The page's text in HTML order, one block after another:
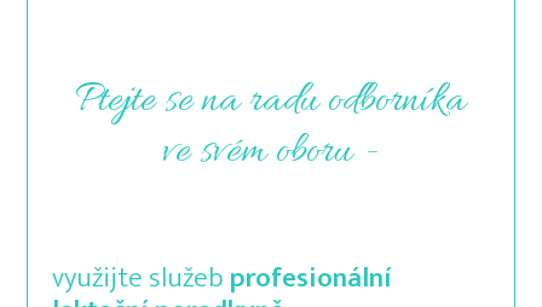
Ptejte se na radu odborníka
ve svém oboru -
využijte služebprofesionální